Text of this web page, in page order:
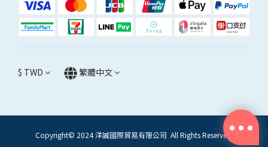
$ TWD 繁體中文
Copyright© 2024 洋誠國際貿易有限公司 All Rights Reserved.